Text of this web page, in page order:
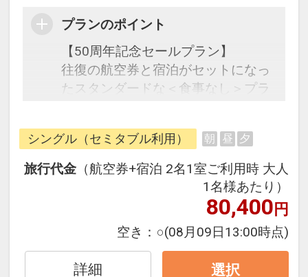
プランのポイント
【50周年記念セールプラン】
往復の航空券と宿泊がセットになっ
たスタンダードな＜食事なし＞プラ
フライトと宿泊を自由に組み合わせ
できるダイナミックパッケージだか
ら、一都市滞在はもちろん周遊旅行
にも最適！
旅行期間中の1泊だけの宿泊や延
泊・飛び泊なども自由自在です。
フライトは、安心のJAL（または
JALグループ）確約！フライトマイ
ル50%貯まります。
シングル（セミタブル利用） 朝 昼 夕
旅行代金 （航空券+宿泊 2名1室ご利用時 大人
1名様あたり）
80,400円
空き： ○(08月09日13:00時点)
詳細 選択